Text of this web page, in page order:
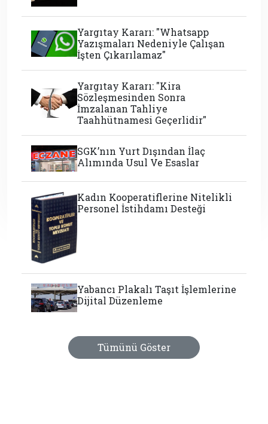
Yargıtay Kararı: "Whatsapp
Yazışmaları Nedeniyle Çalışan
İşten Çıkarılamaz"
Yargıtay Kararı: "Kira
Sözleşmesinden Sonra
İmzalanan Tahliye
Taahhütnamesi Geçerlidir"
SGK’nın Yurt Dışından İlaç
Alımında Usul Ve Esaslar
Kadın Kooperatiflerine Nitelikli
Personel İstihdamı Desteği
Yabancı Plakalı Taşıt İşlemlerine
Dijital Düzenleme
Tümünü Göster